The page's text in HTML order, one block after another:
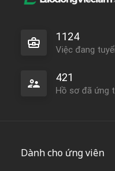
1124
Việc đang
421
Hồ sơ đã ứng
Dành cho ứng viên